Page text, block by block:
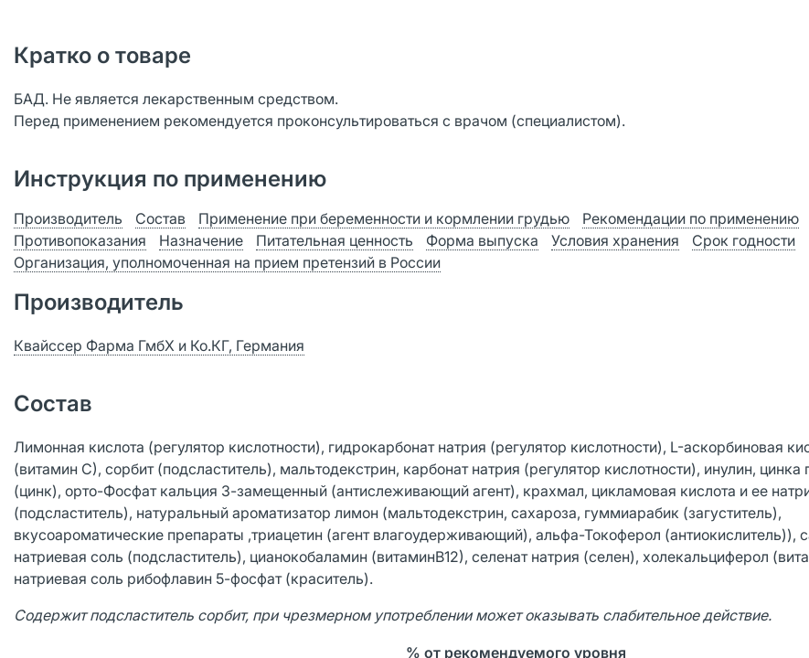
Кратко о товаре
БАД. Не является лекарственным средством.
Перед применением рекомендуется проконсультироваться с врачом (специалистом).
Инструкция по применению
Производитель Состав Применение при беременности и кормлении грудью
Рекомендации по применению
Противопоказания
Назначение Питательная ценность Форма выпуска Условия хранения
Срок годности
Организация, уполномоченная на прием претензий в России
Производитель
Квайссер Фарма ГмбХ и Ко.КГ, Германия
Состав
Лимонная кислота (регулятор кислотности), гидрокарбонат натрия (регулятор кислотности), L-аскорбиновая
(витамин С), сорбит (подсластитель), мальтодекстрин, карбонат натрия (регулятор кислотности), инулин, цинка
(цинк), орто-Фосфат кальция 3-замещенный (антислеживающий агент), крахмал, цикламовая кислота и ее
(подсластитель), натуральный ароматизатор лимон (мальтодекстрин, сахароза, гуммиарабик (загуститель),
вкусоароматические препараты ,триацетин (агент влагоудерживающий), альфа-Токоферол (антиокислитель)),
натриевая соль (подсластитель), цианокобаламин (витаминВ12), селенат натрия (селен), холекальциферол
натриевая соль рибофлавин 5-фосфат (краситель).
Содержит подсластитель сорбит, при чрезмерном употреблении может оказывать слабительное действие.
% от рекомендуемого уровня